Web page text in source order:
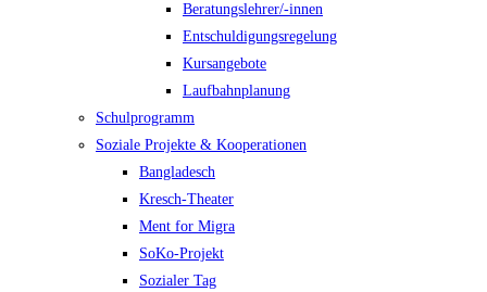
Beratungslehrer/-innen
Entschuldigungsregelung
Kursangebote
Laufbahnplanung
Schulprogramm
Soziale Projekte & Kooperationen
Bangladesch
Kresch-Theater
Ment for Migra
SoKo-Projekt
Sozialer Tag